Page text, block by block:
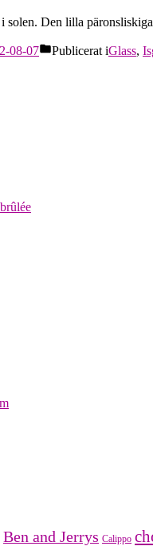
solen. Den lilla
08-07 Publicerat iGlass,
Ben and Jerrys Calippo